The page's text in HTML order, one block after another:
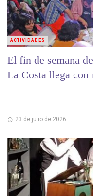
El fin de semana
La Costa llega con
23 de julio de 2026
ACTIVIDADES